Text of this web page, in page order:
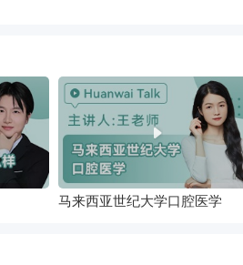
马来西亚世纪大学口腔医学